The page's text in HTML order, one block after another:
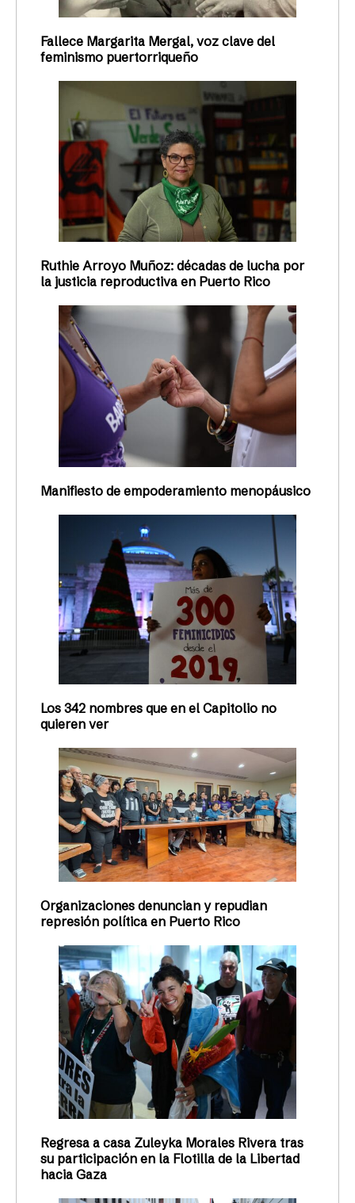
Fallece Margarita Mergal, voz clave del
feminismo puertorriqueño
Ruthie Arroyo Muñoz: décadas de lucha por
la justicia reproductiva en Puerto Rico
Manifiesto de empoderamiento menopáusico
Los 342 nombres que en el Capitolio no
quieren ver
Organizaciones denuncian y repudian
represión política en Puerto Rico
Regresa a casa Zuleyka Morales Rivera tras
su participación en la Flotilla de la Libertad
hacia Gaza